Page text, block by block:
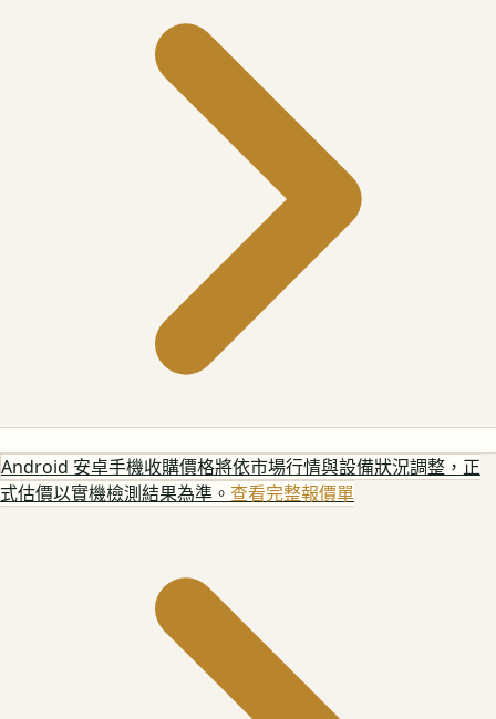
Android 安卓手機收購價格將依市場行情與設備狀況調整，正
式估價以實機檢測結果為準。 查看完整報價單